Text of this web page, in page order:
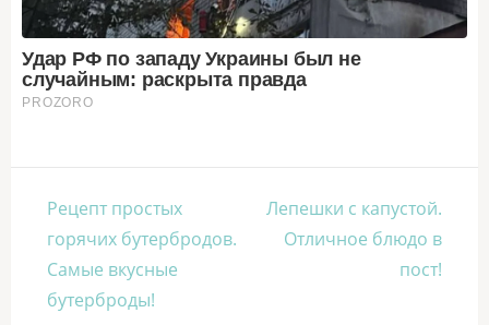
Навигация
по
записям
Рецепт простых
горячих бутербродов.
Самые вкусные
бутерброды!
Лепешки с капустой.
Отличное блюдо в
пост!